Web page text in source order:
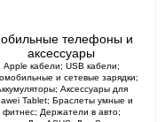
телефоны и
аксессуары
Apple кабели; USB кабели;
и сетевые зарядки;
; Аксессуары для
Tablet; Браслеты умные и
фитнес; Держатели в авто;